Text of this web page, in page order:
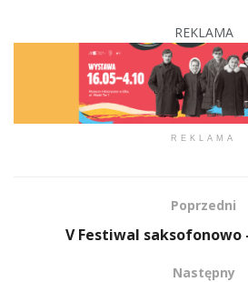
REKLAMA
REKLAMA
Poprzedni
V Festiwal
Następny